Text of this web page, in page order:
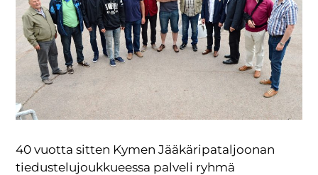
40 vuotta sitten Kymen Jääkäripataljoonan
tiedustelujoukkueessa palveli ryhmä